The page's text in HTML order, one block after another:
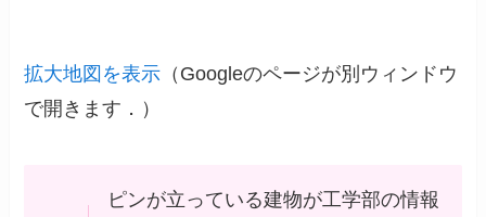
拡大地図を表示 （Googleのページが別ウィンドウ
で開きます．）
ピンが立っている建物が工学部の情報